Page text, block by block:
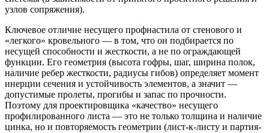
узлов сопряжения).
Ключевое отличие несущего профнастила от стенового и
«легкого» кровельного — в том, что он подбирается по
несущей способности и жесткости, а не по ограждающей
функции. Его геометрия (высота гофры, шаг, ширина полок,
наличие ребер жесткости, радиусы гибов) определяет момент
инерции сечения и устойчивость элементов, а значит —
допустимые пролеты, прогибы и запас по прочности.
Поэтому для проектировщика «качество» несущего
профилированного листа — это не только толщина и наличие
цинка, но и повторяемость геометрии (лист-к-листу и партия-